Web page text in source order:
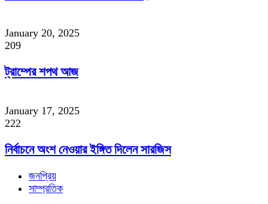
January 20, 2025
209
ট্রাম্পের শপথ আজ
January 17, 2025
222
নির্বাচনে অংশ নেওয়ার ইঙ্গিত দিলেন সারজিস
জনপ্রিয়
সাম্প্রতিক